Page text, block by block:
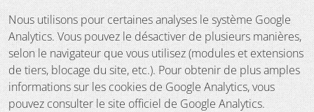
Nous utilisons pour certaines analyses le système Google
Analytics. Vous pouvez le désactiver de plusieurs manières,
selon le navigateur que vous utilisez (modules et extensions
de tiers, blocage du site, etc.). Pour obtenir de plus amples
informations sur les cookies de Google Analytics, vous
pouvez consulter le site officiel de Google Analytics.